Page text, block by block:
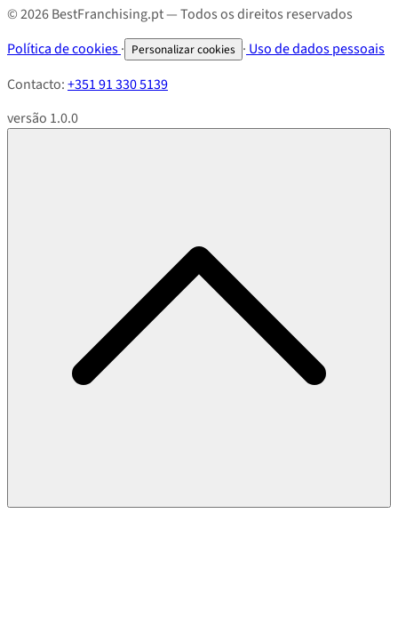
© 2026 BestFranchising.pt — Todos os direitos reservados
Política de cookies· Personalizar cookies · Uso de dados pessoais
Contacto:+351 91 330 5139
versão 1.0.0